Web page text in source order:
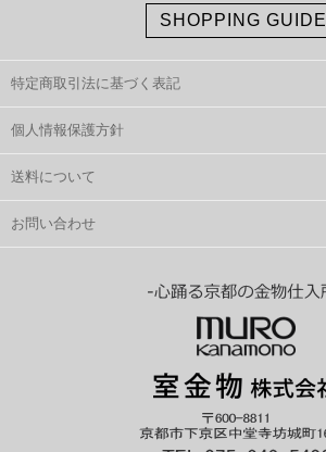
SHOPPING GUIDE
特定商取引法に基づく表記
個人情報保護方針
送料について
お問い合わせ